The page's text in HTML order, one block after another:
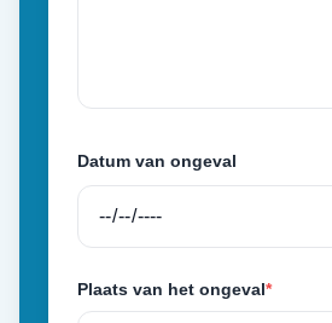
Datum van ongeval
Plaats van het ongeval*